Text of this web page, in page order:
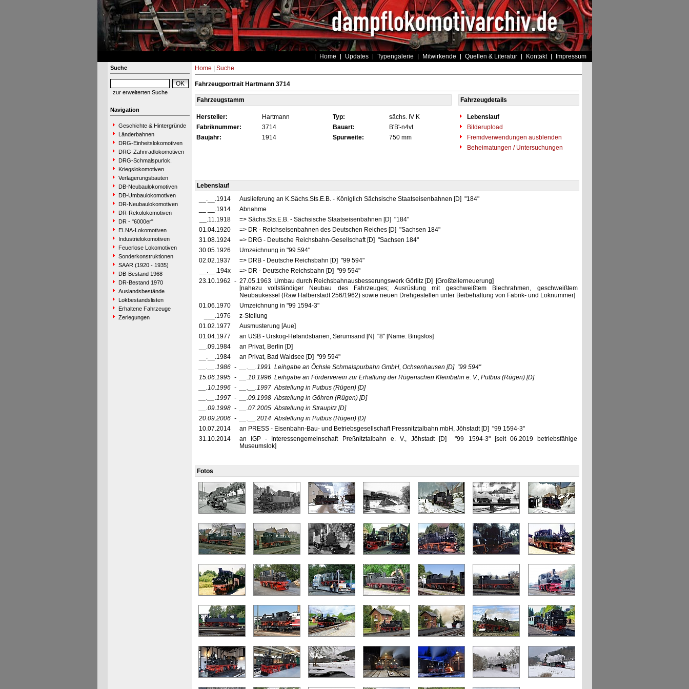
Home Updates Typengalerie Mitwirkende Quellen & Literatur Kontakt Impressum
Suche
zur erweiterten Suche
Navigation
Geschichte & Hintergründe
Länderbahnen
DRG-Einheitslokomotiven
DRG-Zahnradlokomotiven
DRG-Schmalspurlok.
Kriegslokomotiven
Verlagerungsbauten
DB-Neubaulokomotiven
DB-Umbaulokomotiven
DR-Neubaulokomotiven
DR-Rekolokomotiven
DR - "6000er"
ELNA-Lokomotiven
Industrielokomotiven
Feuerlose Lokomotiven
Sonderkonstruktionen
SAAR (1920 - 1935)
DB-Bestand 1968
DR-Bestand 1970
Auslandsbestände
Lokbestandslisten
Erhaltene Fahrzeuge
Zerlegungen
Home Suche
Fahrzeugportrait Hartmann 3714
Fahrzeugstamm Fahrzeugdetails
Hersteller: Hartmann Typ: sächs. IV K
Lebenslauf
Fabriknummer:
3714 Bauart: B'B'-n4vt
Bilderupload
Baujahr:
1914 Spurweite: 750 mm
Fremdverwendungen ausblenden
Beheimatungen / Untersuchungen
Lebenslauf
__.__.1914
Auslieferung an K.Sächs.Sts.E.B. - Königlich Sächsische Staatseisenbahnen [D] "184"
__.__.1914
Abnahme
__.11.1918
=> Sächs.Sts.E.B. - Sächsische Staatseisenbahnen [D] "184"
01.04.1920
=> DR - Reichseisenbahnen des Deutschen Reiches [D] "Sachsen 184"
31.08.1924
=> DRG - Deutsche Reichsbahn-Gesellschaft [D] "Sachsen 184"
30.05.1926
Umzeichnung in "99 594"
02.02.1937
=> DRB - Deutsche Reichsbahn [D] "99 594"
__.__.194x
=> DR - Deutsche Reichsbahn [D] "99 594"
23.10.1962 - 27.05.1963 Umbau durch Reichsbahnausbesserungswerk Görlitz [D] [Großteilerneuerung]
[nahezu vollständiger Neubau des Fahrzeuges; Ausrüstung mit geschweißtem Blechrahmen, geschweißtem
Neubaukessel (Raw Halberstadt 256/1962) sowie neuen Drehgestellen unter Beibehaltung von Fabrik- und Loknummer]
01.06.1970
Umzeichnung in "99 1594-3"
___.1976
z-Stellung
01.02.1977
Ausmusterung [Aue]
01.04.1977
an USB - Urskog-Hølandsbanen, Sørumsand [N] "8" [Name: Bingsfos]
__.09.1984
an Privat, Berlin [D]
__.__.1984
an Privat, Bad Waldsee [D] "99 594"
__.__.1986 - __.__.1991 Leihgabe an Öchsle Schmalspurbahn GmbH, Ochsenhausen [D] "99 594"
15.06.1995 - __.10.1996 Leihgabe an Förderverein zur Erhaltung der Rügenschen Kleinbahn e. V., Putbus (Rügen) [D]
__.10.1996 - __.__.1997 Abstellung in Putbus (Rügen) [D]
__.__.1997 - __.09.1998 Abstellung in Göhren (Rügen) [D]
__.09.1998 - __.07.2005 Abstellung in Straupitz [D]
20.09.2006 - __.__.2014 Abstellung in Putbus (Rügen) [D]
10.07.2014
an PRESS - Eisenbahn-Bau- und Betriebsgesellschaft Pressnitztalbahn mbH, Jöhstadt [D] "99 1594-3"
31.10.2014
an IGP - Interessengemeinschaft Preßnitztalbahn e. V., Jöhstadt [D] "99 1594-3" [seit 06.2019 betriebsfähige
Museumslok]
Fotos